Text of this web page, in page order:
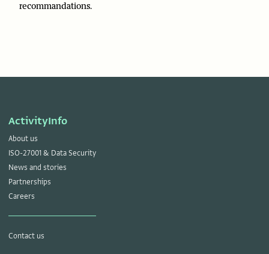
recommandations.
ActivityInfo
About us
ISO-27001 & Data Security
News and stories
Partnerships
Careers
Contact us